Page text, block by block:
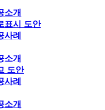
소개
표시 도안
사례
소개
도안
사례
소개